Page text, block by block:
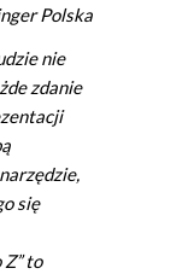
Polska
nie
zdanie
się
to